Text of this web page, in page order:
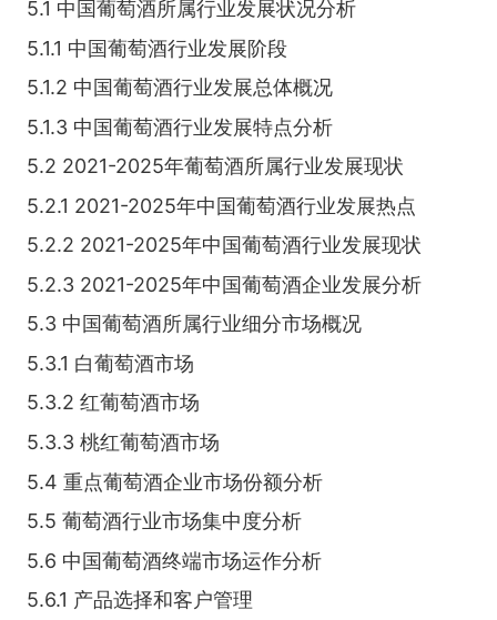
5.1 中国葡萄酒所属行业发展状况分析
5.1.1 中国葡萄酒行业发展阶段
5.1.2 中国葡萄酒行业发展总体概况
5.1.3 中国葡萄酒行业发展特点分析
5.2 2021-2025年葡萄酒所属行业发展现状
5.2.1 2021-2025年中国葡萄酒行业发展热点
5.2.2 2021-2025年中国葡萄酒行业发展现状
5.2.3 2021-2025年中国葡萄酒企业发展分析
5.3 中国葡萄酒所属行业细分市场概况
5.3.1 白葡萄酒市场
5.3.2 红葡萄酒市场
5.3.3 桃红葡萄酒市场
5.4 重点葡萄酒企业市场份额分析
5.5 葡萄酒行业市场集中度分析
5.6 中国葡萄酒终端市场运作分析
5.6.1 产品选择和客户管理